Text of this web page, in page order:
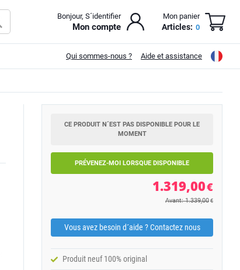
Bonjour, S´identifier
Mon compte
Mon panier
Articles: 0
Qui sommes-nous ? Aide et assistance
CE PRODUIT N´EST PAS DISPONIBLE POUR LE
MOMENT
PRÉVENEZ-MOI LORSQUE DISPONIBLE
1.319,00€
Avant: 1.339,00 €
Vous avez besoin d´aide ? Contactez nous
Produit neuf 100% original